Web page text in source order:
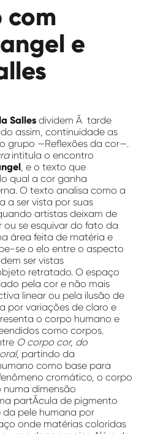
com
e
Salles dividem Ã tarde
assim, continuidade as
—Reflexões da cor—.
intitula o encontro
, e o texto que
qual a cor ganha
O texto analisa como a
a ser vista por suas
artistas deixam de
se esquivar do fato da
área feita de matéria e
se o elo entre o aspecto
ser vistas
retratado. O espaço
pela cor e não mais
linear ou pela ilusão de
por variações de claro e
o corpo humano e
como corpos.
O corpo cor, do
, partindo da
como base para
cromático, o corpo
dimensão
partÃ­cula de pigmento
da pele humana por
onde matérias coloridas